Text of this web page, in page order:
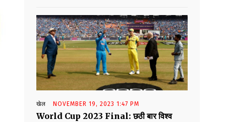
खेल NOVEMBER 19, 2023 1:47 PM
World Cup 2023 Final: छठी बार विश्व